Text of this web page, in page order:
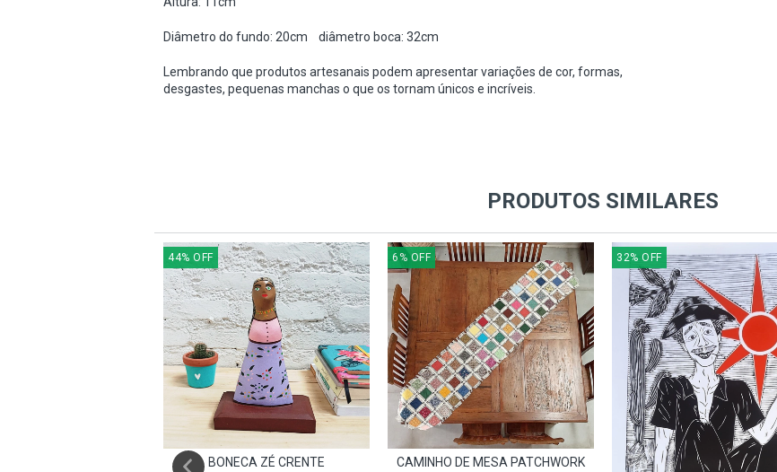
Diâmetro do fundo: 20cm diâmetro boca: 32cm
Lembrando que produtos artesanais podem apresentar variações de cor, formas,
desgastes, pequenas manchas o que os tornam únicos e incríveis.
PRODUTOS SIMILARES
44% OFF
BONECA ZÉ CRENTE
6 % OFF
CAMINHO DE MESA PATCHWORK
32% OFF